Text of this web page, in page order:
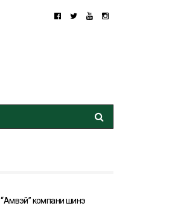
“Амвэй” компани шинэ